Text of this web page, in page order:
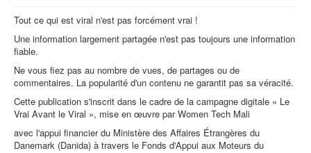
Tout ce qui est viral n'est pas forcément vrai !
Une information largement partagée n'est pas toujours une information
fiable.
Ne vous fiez pas au nombre de vues, de partages ou de
commentaires. La popularité d'un contenu ne garantit pas sa véracité.
Cette publication s'inscrit dans le cadre de la campagne digitale « Le
Vrai Avant le Viral », mise en œuvre par Women Tech Mali
avec l'appui financier du Ministère des Affaires Étrangères du
Danemark (Danida) à travers le Fonds d'Appui aux Moteurs du